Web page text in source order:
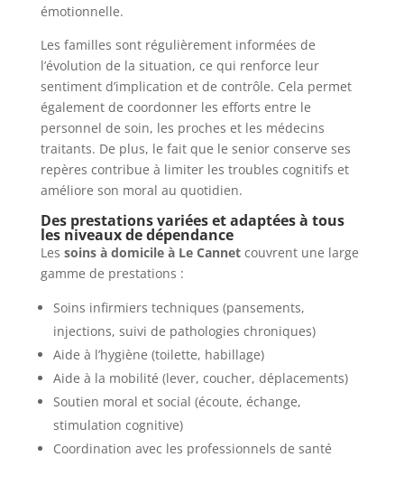
émotionnelle.
Les familles sont régulièrement informées de
l’évolution de la situation, ce qui renforce leur
sentiment d’implication et de contrôle. Cela permet
également de coordonner les efforts entre le
personnel de soin, les proches et les médecins
traitants. De plus, le fait que le senior conserve ses
repères contribue à limiter les troubles cognitifs et
améliore son moral au quotidien.
Des prestations variées et adaptées à tous
les niveaux de dépendance
Les soins à domicile à Le Cannetcouvrent une large
gamme de prestations :
Soins infirmiers techniques (pansements,
injections, suivi de pathologies chroniques)
Aide à l’hygiène (toilette, habillage)
Aide à la mobilité (lever, coucher, déplacements)
Soutien moral et social (écoute, échange,
stimulation cognitive)
Coordination avec les professionnels de santé